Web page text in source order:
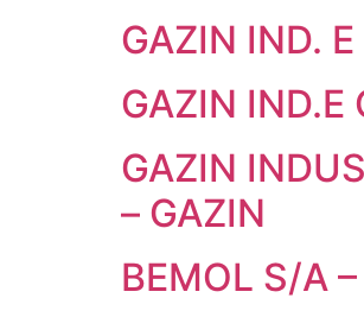
GAZIN IND.
GAZIN IND.E
GAZIN
– GAZIN
BEMOL S/A